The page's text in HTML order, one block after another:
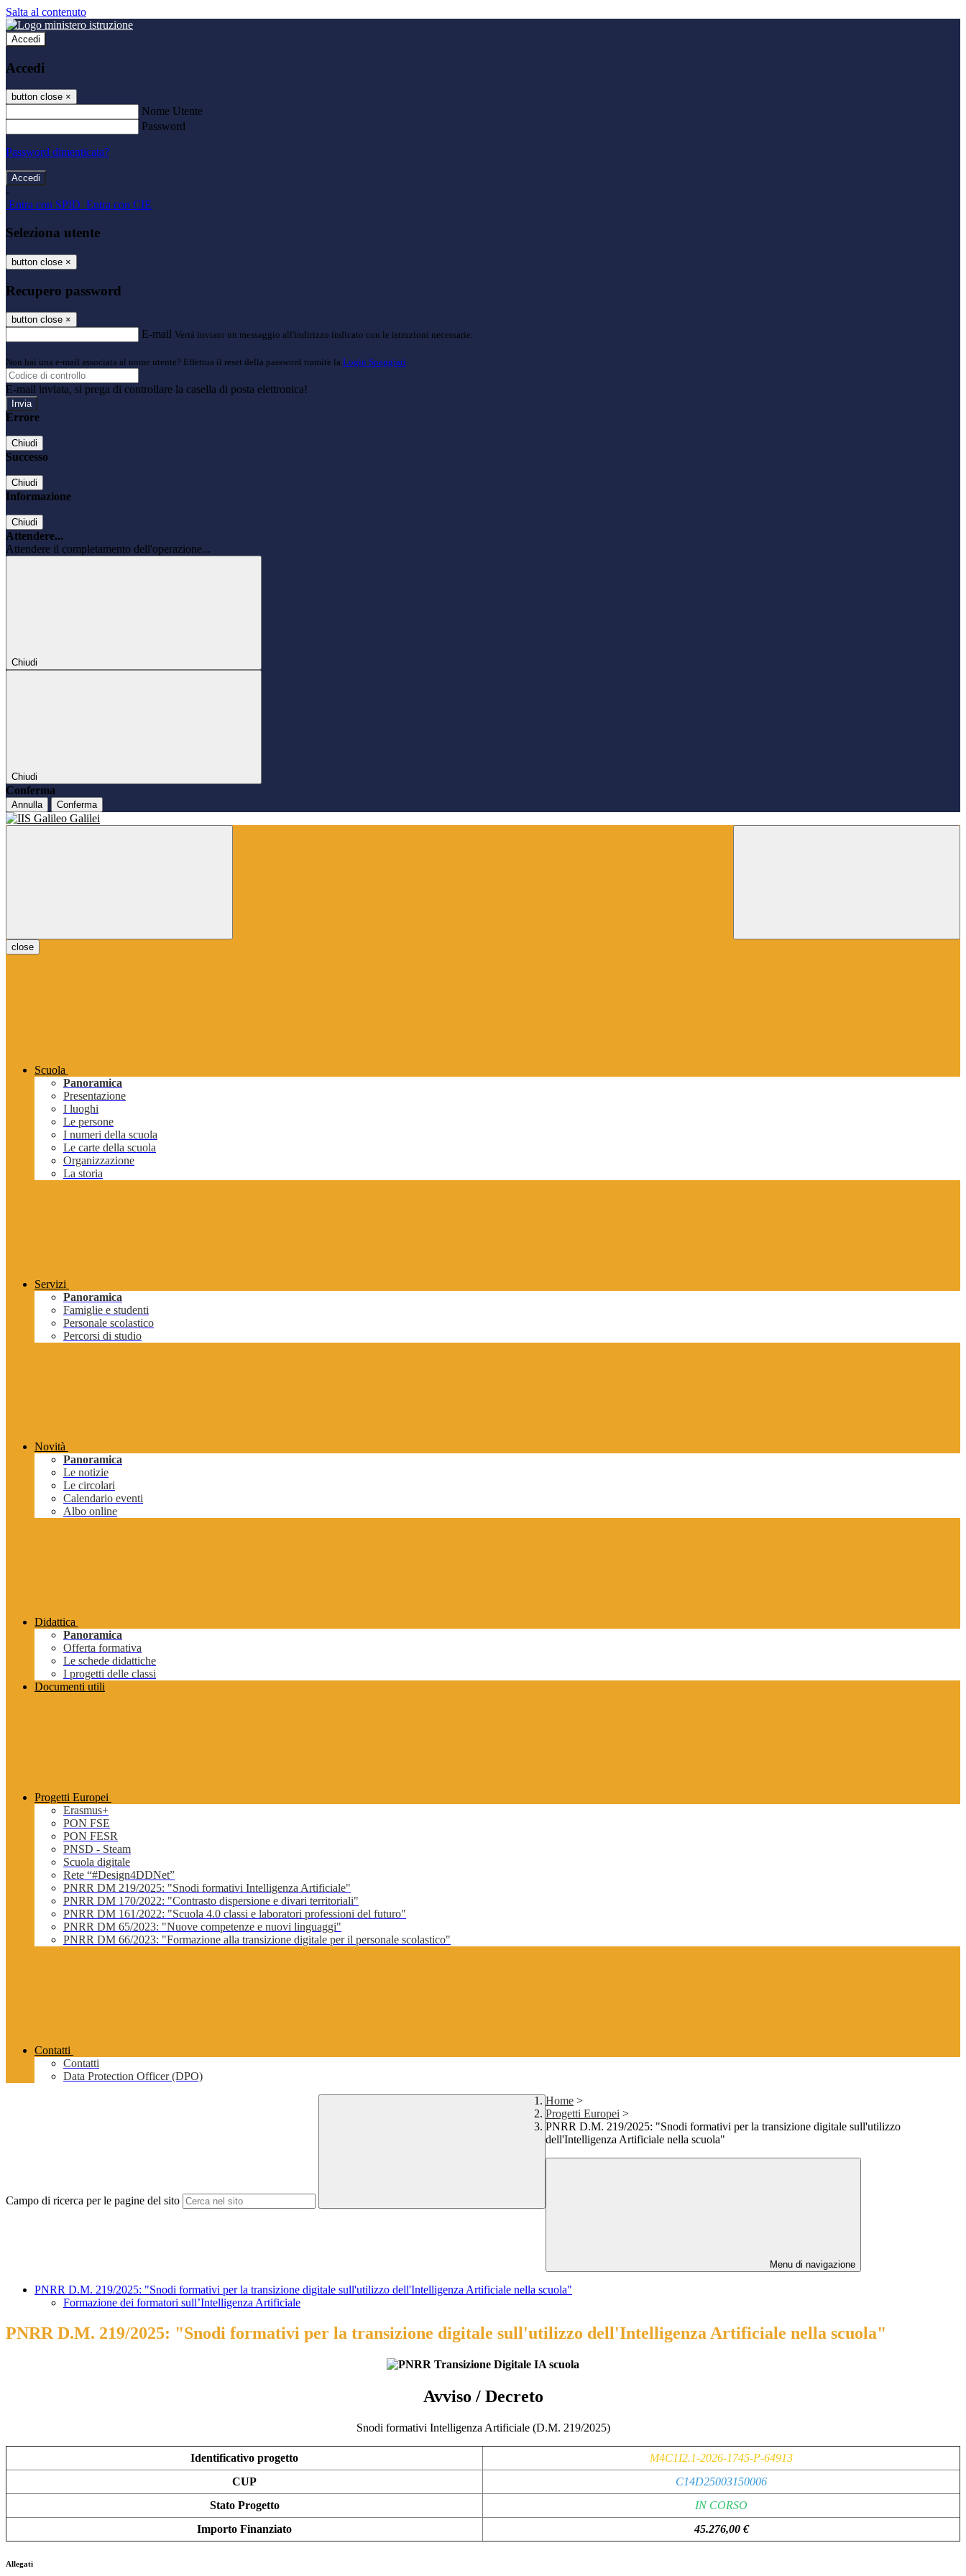
Salta al contenuto
Accedi
Accedi
button close ×
Nome Utente
Password
Password dimenticata?
-
Entra con SPID Entra con CIE
Seleziona utente
button close ×
Recupero password
button close ×
E-mail Verrà inviato un messaggio all'indirizzo indicato con le istruzioni necessarie.
Non hai una e-mail associata al nome utente? Effettua il reset della password tramite la Login Spaggiari
E-mail inviata, si prega di controllare la casella di posta elettronica!
Errore
Chiudi
Successo
Chiudi
Informazione
Chiudi
Attendere...
Attendere il completamento dell'operazione...
Chiudi
Chiudi
Conferma
Annulla Conferma
close
Scuola
Panoramica
Presentazione
I luoghi
Le persone
I numeri della scuola
Le carte della scuola
Organizzazione
La storia
Servizi
Panoramica
Famiglie e studenti
Personale scolastico
Percorsi di studio
Novità
Panoramica
Le notizie
Le circolari
Calendario eventi
Albo online
Didattica
Panoramica
Offerta formativa
Le schede didattiche
I progetti delle classi
Documenti utili
Progetti Europei
Erasmus+
PON FSE
PON FESR
PNSD - Steam
Scuola digitale
Rete “#Design4DDNet”
PNRR DM 219/2025: "Snodi formativi Intelligenza Artificiale"
PNRR DM 170/2022: "Contrasto dispersione e divari territoriali"
PNRR DM 161/2022: "Scuola 4.0 classi e laboratori professioni del futuro"
PNRR DM 65/2023: "Nuove competenze e nuovi linguaggi"
PNRR DM 66/2023: "Formazione alla transizione digitale per il personale scolastico"
Contatti
Contatti
Data Protection Officer (DPO)
Campo di ricerca per le pagine del sito
Home >
Progetti Europei >
PNRR D.M. 219/2025: "Snodi formativi per la transizione digitale sull'utilizzo
dell'Intelligenza Artificiale nella scuola"
Menu di navigazione
PNRR D.M. 219/2025: "Snodi formativi per la transizione digitale sull'utilizzo dell'Intelligenza Artificiale nella scuola"
Formazione dei formatori sull’Intelligenza Artificiale
PNRR D.M. 219/2025: "Snodi formativi per la transizione digitale sull'utilizzo dell'Intelligenza Artificiale nella scuola"
Avviso / Decreto
Snodi formativi Intelligenza Artificiale (D.M. 219/2025)
Identificativo progetto
M4C1I2.1-2026-1745-P-64913
CUP
C14D25003150006
Stato Progetto
IN CORSO
Importo Finanziato
45.276,00 €
Allegati